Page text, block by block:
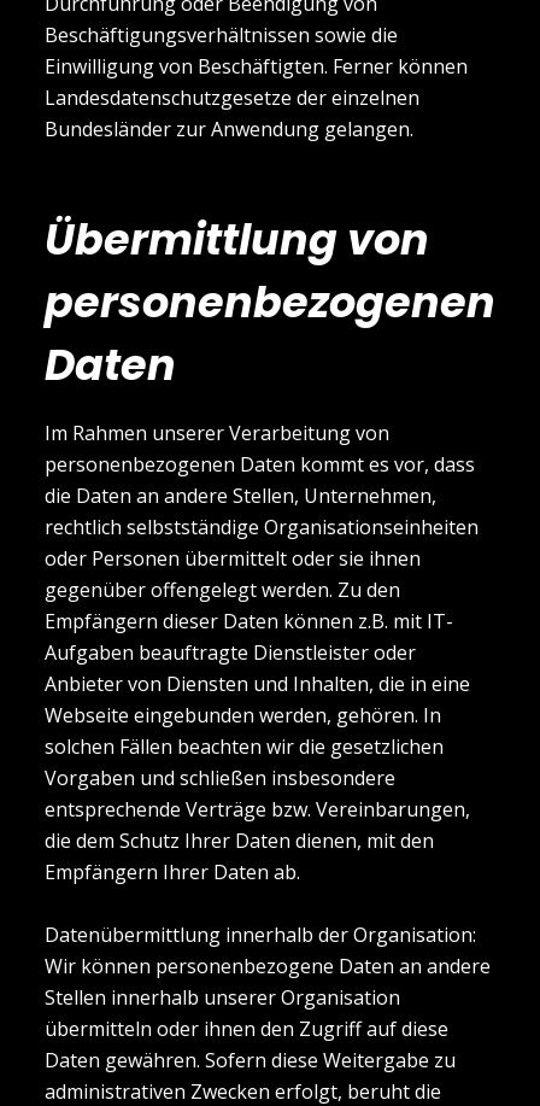
Beschäftigungsverhältnissen sowie die
Einwilligung von Beschäftigten. Ferner können
Landesdatenschutzgesetze der einzelnen
Bundesländer zur Anwendung gelangen.
Übermittlung von
personenbezogenen
Daten
Im Rahmen unserer Verarbeitung von
personenbezogenen Daten kommt es vor, dass
die Daten an andere Stellen, Unternehmen,
rechtlich selbstständige Organisationseinheiten
oder Personen übermittelt oder sie ihnen
gegenüber offengelegt werden. Zu den
Empfängern dieser Daten können z.B. mit IT-
Aufgaben beauftragte Dienstleister oder
Anbieter von Diensten und Inhalten, die in eine
Webseite eingebunden werden, gehören. In
solchen Fällen beachten wir die gesetzlichen
Vorgaben und schließen insbesondere
entsprechende Verträge bzw. Vereinbarungen,
die dem Schutz Ihrer Daten dienen, mit den
Empfängern Ihrer Daten ab.
Datenübermittlung innerhalb der Organisation:
Wir können personenbezogene Daten an andere
Stellen innerhalb unserer Organisation
übermitteln oder ihnen den Zugriff auf diese
Daten gewähren. Sofern diese Weitergabe zu
administrativen Zwecken erfolgt, beruht die